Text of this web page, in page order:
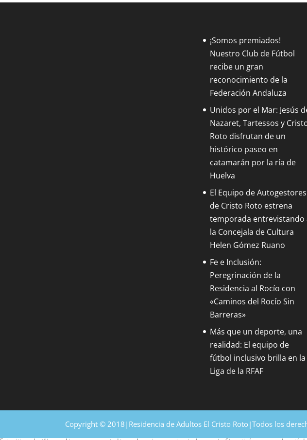
¡Somos premiados!
Nuestro Club de Fútbol
recibe un gran
reconocimiento de la
Federación Andaluza
Unidos por el Mar: Jesús
Nazaret, Tartessos y
Roto disfrutan de un
histórico paseo en
catamarán por la ría de
Huelva
El Equipo de Autogestores
de Cristo Roto estrena
temporada entrevistando
la Concejala de Cultura
Helen Gómez Ruano
Fe e Inclusión:
Peregrinación de la
Residencia al Rocío con
«Caminos del Rocío Sin
Barreras»
Más que un deporte, una
realidad: El equipo de
fútbol inclusivo brilla en la
Liga de la RFAF
Copyright © 2018|Residencia de Adultos El Cristo Roto|Todos los